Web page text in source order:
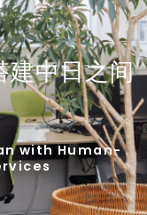
建中日之间
with Human-